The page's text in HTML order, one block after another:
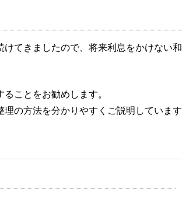
てきましたので、将来利息をかけない和
ことをお勧めします。
の方法を分かりやすくご説明しています